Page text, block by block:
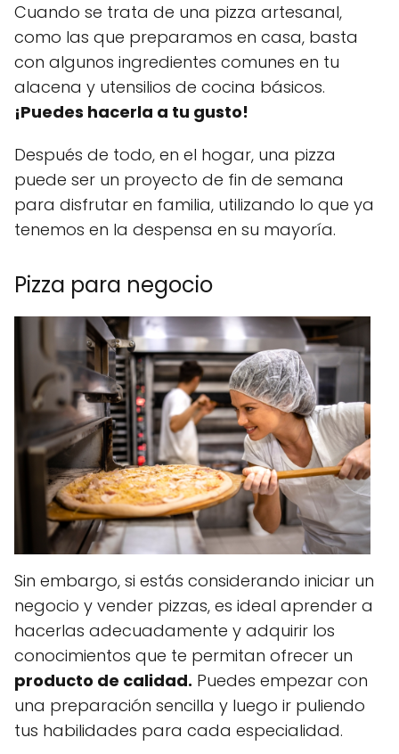
Cuando se trata de una pizza artesanal,
como las que preparamos en casa, basta
con algunos ingredientes comunes en tu
alacena y utensilios de cocina básicos.
¡Puedes hacerla a tu gusto!
Después de todo, en el hogar, una pizza
puede ser un proyecto de fin de semana
para disfrutar en familia, utilizando lo que ya
tenemos en la despensa en su mayoría.
Pizza para negocio
Sin embargo, si estás considerando iniciar un
negocio y vender pizzas, es ideal aprender a
hacerlas adecuadamente y adquirir los
conocimientos que te permitan ofrecer un
producto de calidad. Puedes empezar con
una preparación sencilla y luego ir puliendo
tus habilidades para cada especialidad.